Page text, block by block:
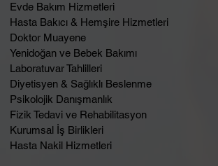
Evde Bakım Hizmetleri
Hasta Bakıcı & Hemşire Hizmetleri
Doktor Muayene
Yenidoğan ve Bebek Bakımı
Laboratuvar Tahlilleri
Diyetisyen & Sağlıklı Beslenme
Psikolojik Danışmanlık
Fizik Tedavi ve Rehabilitasyon
Kurumsal İş Birlikleri
Hasta Nakil Hizmetleri